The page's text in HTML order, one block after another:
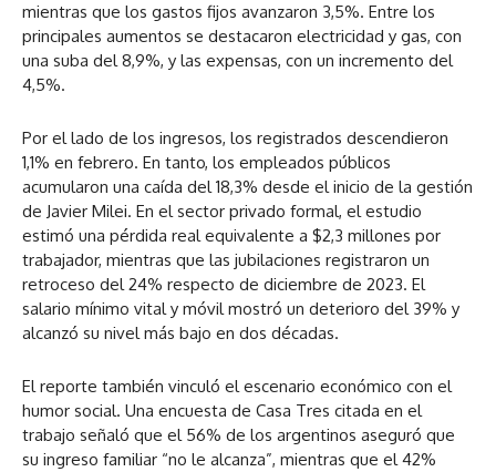
mientras que los gastos fijos avanzaron 3,5%. Entre los
principales aumentos se destacaron electricidad y gas, con
una suba del 8,9%, y las expensas, con un incremento del
4,5%.
Por el lado de los ingresos, los registrados descendieron
1,1% en febrero. En tanto, los empleados públicos
acumularon una caída del 18,3% desde el inicio de la gestión
de Javier Milei. En el sector privado formal, el estudio
estimó una pérdida real equivalente a $2,3 millones por
trabajador, mientras que las jubilaciones registraron un
retroceso del 24% respecto de diciembre de 2023. El
salario mínimo vital y móvil mostró un deterioro del 39% y
alcanzó su nivel más bajo en dos décadas.
El reporte también vinculó el escenario económico con el
humor social. Una encuesta de Casa Tres citada en el
trabajo señaló que el 56% de los argentinos aseguró que
su ingreso familiar “no le alcanza”, mientras que el 42%